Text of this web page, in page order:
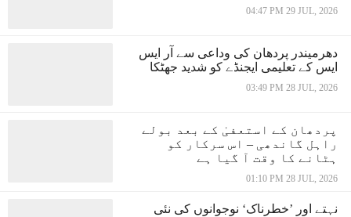
04:47 PM 29 JUL, 2026
دھرمیندر پردھان کی وداعی سے آر ایس
ایس کے تعلیمی ایجنڈے کو شدید جھٹکا
03:49 PM 28 JUL, 2026
پردھان کے استعفیٰ کے بعد بولے
راہل گاندھی – اس سرکار کو
ہٹانے کا وقت آ گیا ہے
01:10 PM 28 JUL, 2026
نہتے اور ’خطرناک‘ نوجوانوں کی نئی